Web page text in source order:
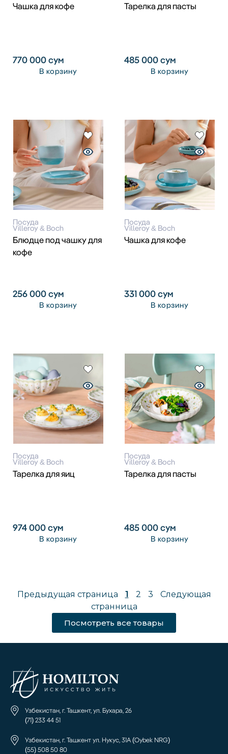
Чашка для кофе
770 000сум
В корзину
Тарелка для пасты
485 000сум
В корзину
Посуда
Villeroy & Boch
Блюдце под чашку для
кофе
256 000сум
В корзину
Посуда
Villeroy & Boch
Чашка для кофе
331 000сум
В корзину
Посуда
Villeroy & Boch
Тарелка для яиц
974 000сум
В корзину
Посуда
Villeroy & Boch
Тарелка для пасты
485 000сум
В корзину
Предыдущая страница 1 2 3
Следующая
странница
Посмотреть все товары
Узбекистан, г. Ташкент, ул. Бухара, 26
(71) 233 44 51
Узбекистан, г. Ташкент ул. Нукус, 31А (Oybek NRG)
(55) 508 50 80